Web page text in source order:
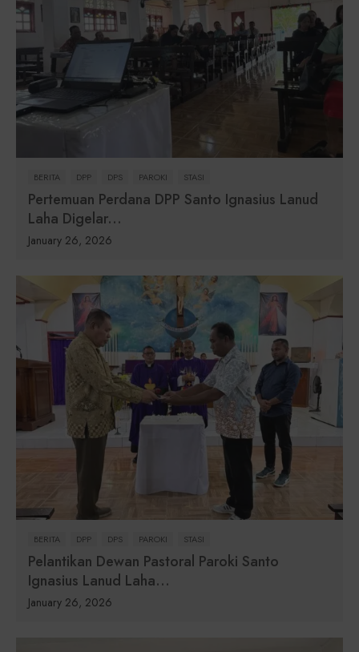
BERITA DPP DPS PAROKI STASI
Pertemuan Perdana DPP Santo Ignasius Lanud
Laha Digelar...
January 26, 2026
BERITA DPP DPS PAROKI STASI
Pelantikan Dewan Pastoral Paroki Santo
Ignasius Lanud Laha...
January 26, 2026